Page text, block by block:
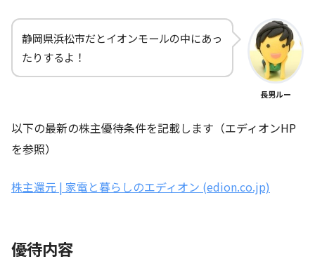
静岡県浜松市だとイオンモールの中にあっ
たりするよ！
長男ルー
以下の最新の株主優待条件を記載します（エディオンHP
を参照）
株主還元 | 家電と暮らしのエディオン (edion.co.jp)
優待内容